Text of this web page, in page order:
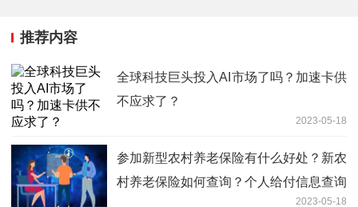
推荐内容
全球科技巨头投入AI市场了吗？加速卡供
不应求了？
2023-05-18
参加新型农村养老保险有什么好处？新农
村养老保险如何查询？个人给付信息查询
2023-05-18